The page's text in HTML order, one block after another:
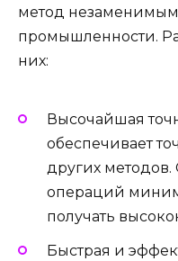
метод незаменимым
промышленности.
них:
Высочайшая
обеспечивает
других
операций
получать
Быстрая и